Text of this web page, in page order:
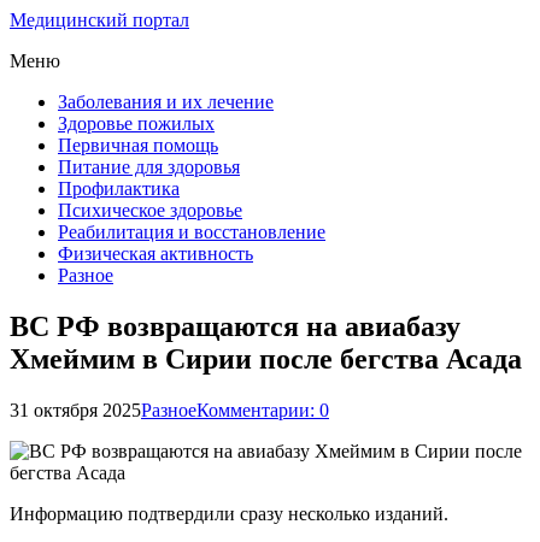
Медицинский портал
Меню
Заболевания и их лечение
Здоровье пожилых
Первичная помощь
Питание для здоровья
Профилактика
Психическое здоровье
Реабилитация и восстановление
Физическая активность
Разное
ВС РФ возвращаются на авиабазу
Хмеймим в Сирии после бегства Асада
31 октября 2025РазноеКомментарии: 0
Информацию подтвердили сразу несколько изданий.